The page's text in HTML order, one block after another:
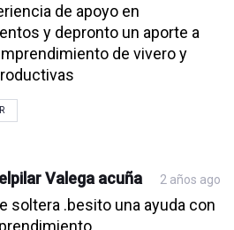
de apoyo en
y depronto un aporte a
de vivero y
Valega acuña 2 años ago
soltera .besito una ayuda con